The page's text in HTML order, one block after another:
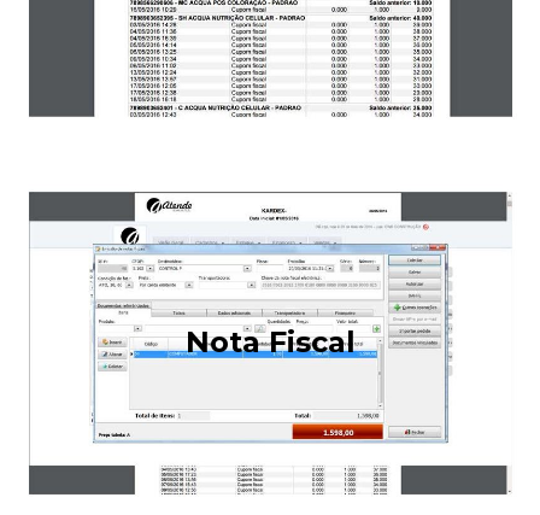
Nota Fiscal